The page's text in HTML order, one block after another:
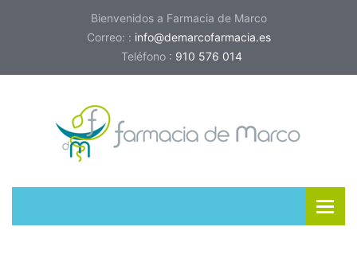
Bienvenidos a Farmacia de Marco
Correo: : info@demarcofarmacia.es
Teléfono : 910 576 014